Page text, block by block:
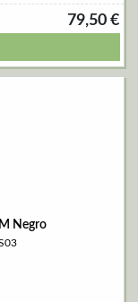
79,50 €
Negro